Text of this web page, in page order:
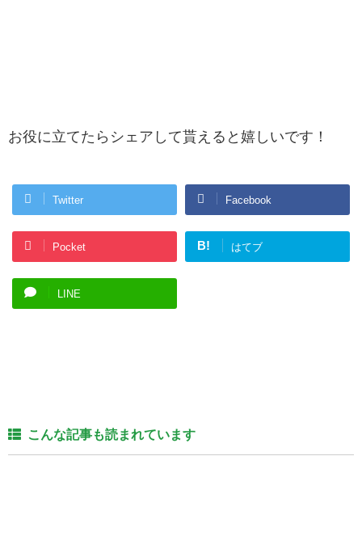
お役に立てたらシェアして貰えると嬉しいです！
Twitter Facebook
Pocket B! はてブ
LINE
こんな記事も読まれています